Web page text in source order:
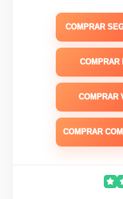
COMPRAR
COMPRAR
COMPRAR
COMPRAR